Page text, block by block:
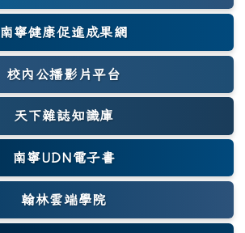
南寧健康促進成果網
(另開新視窗)
校內公播影片平台
天下雜誌知識庫
(另開新視窗)
南寧UDN電子書
翰林雲端學院